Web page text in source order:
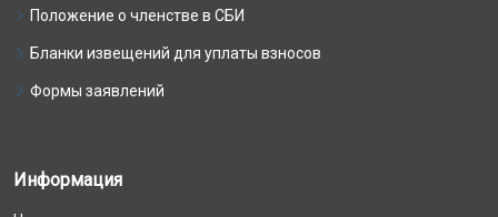
Положение о членстве в СБИ
Бланки извещений для уплаты взносов
Формы заявлений
Информация